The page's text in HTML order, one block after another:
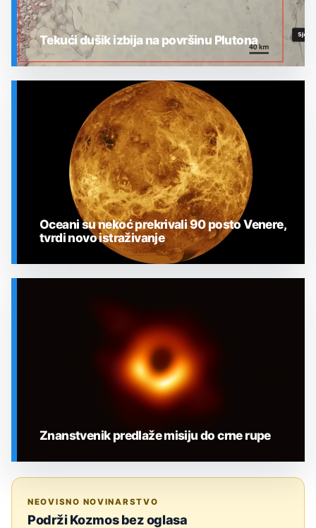
Tekući dušik izbija na površinu Plutona
Oceani su nekoć prekrivali 90 posto Venere,
tvrdi novo istraživanje
Znanstvenik predlaže misiju do crne rupe
NEOVISNO NOVINARSTVO
Podrži Kozmos bez oglasa